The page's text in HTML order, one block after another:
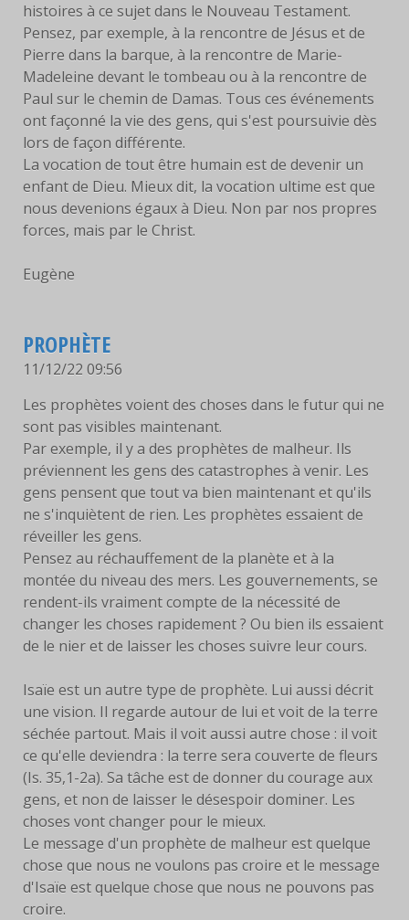
histoires à ce sujet dans le Nouveau Testament.
Pensez, par exemple, à la rencontre de Jésus et de
Pierre dans la barque, à la rencontre de Marie-
Madeleine devant le tombeau ou à la rencontre de
Paul sur le chemin de Damas. Tous ces événements
ont façonné la vie des gens, qui s'est poursuivie dès
lors de façon différente.
La vocation de tout être humain est de devenir un
enfant de Dieu. Mieux dit, la vocation ultime est que
nous devenions égaux à Dieu. Non par nos propres
forces, mais par le Christ.
Eugène
PROPHÈTE
11/12/22 09:56
Les prophètes voient des choses dans le futur qui ne
sont pas visibles maintenant.
Par exemple, il y a des prophètes de malheur. Ils
préviennent les gens des catastrophes à venir. Les
gens pensent que tout va bien maintenant et qu'ils
ne s'inquiètent de rien. Les prophètes essaient de
réveiller les gens.
Pensez au réchauffement de la planète et à la
montée du niveau des mers. Les gouvernements, se
rendent-ils vraiment compte de la nécessité de
changer les choses rapidement ? Ou bien ils essaient
de le nier et de laisser les choses suivre leur cours.
Isaïe est un autre type de prophète. Lui aussi décrit
une vision. Il regarde autour de lui et voit de la terre
séchée partout. Mais il voit aussi autre chose : il voit
ce qu'elle deviendra : la terre sera couverte de fleurs
(Is. 35,1-2a). Sa tâche est de donner du courage aux
gens, et non de laisser le désespoir dominer. Les
choses vont changer pour le mieux.
Le message d'un prophète de malheur est quelque
chose que nous ne voulons pas croire et le message
d'Isaïe est quelque chose que nous ne pouvons pas
croire.